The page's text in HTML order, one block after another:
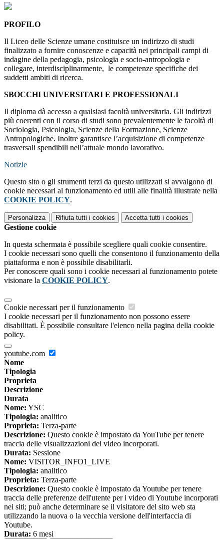
PROFILO
Il Liceo delle Scienze umane costituisce un indirizzo di studi
finalizzato a fornire conoscenze e capacità nei principali campi di
indagine della pedagogia, psicologia e socio-antropologia e
collegare, interdisciplinarmente, le competenze specifiche dei
suddetti ambiti di ricerca.
SBOCCHI UNIVERSITARI E PROFESSIONALI
Il diploma dà accesso a qualsiasi facoltà universitaria. Gli indirizzi
più coerenti con il corso di studi sono prevalentemente le facoltà di
Sociologia, Psicologia, Scienze della Formazione, Scienze
Antropologiche. Inoltre garantisce l’acquisizione di competenze
trasversali spendibili nell’attuale mondo lavorativo.
Notizie
Questo sito o gli strumenti terzi da questo utilizzati si avvalgono di
cookie necessari al funzionamento ed utili alle finalità illustrate nella
COOKIE POLICY.
Personalizza Rifiuta tutti i cookies Accetta tutti i cookies
Gestione cookie
In questa schermata è possibile scegliere quali cookie consentire.
I cookie necessari sono quelli che consentono il funzionamento della
piattaforma e non è possibile disabilitarli.
Per conoscere quali sono i cookie necessari al funzionamento potete
visionare la COOKIE POLICY.
Cookie necessari per il funzionamento
I cookie necessari per il funzionamento non possono essere
disabilitati. È possibile consultare l'elenco nella pagina della cookie
policy.
youtube.com
Nome
Tipologia
Proprieta
Descrizione
Durata
Nome: YSC
Tipologia: analitico
Proprieta: Terza-parte
Descrizione: Questo cookie è impostato da YouTube per tenere
traccia delle visualizzazioni dei video incorporati.
Durata: Sessione
Nome: VISITOR_INFO1_LIVE
Tipologia: analitico
Proprieta: Terza-parte
Descrizione: Questo cookie è impostato da Youtube per tenere
traccia delle preferenze dell'utente per i video di Youtube incorporati
nei siti; può anche determinare se il visitatore del sito web sta
utilizzando la nuova o la vecchia versione dell'interfaccia di
Youtube.
Durata: 6 mesi